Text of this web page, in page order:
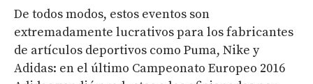
De todos modos, estos eventos son
extremadamente lucrativos para los fabricantes
de artículos deportivos como Puma, Nike y
Adidas: en el último Campeonato Europeo 2016